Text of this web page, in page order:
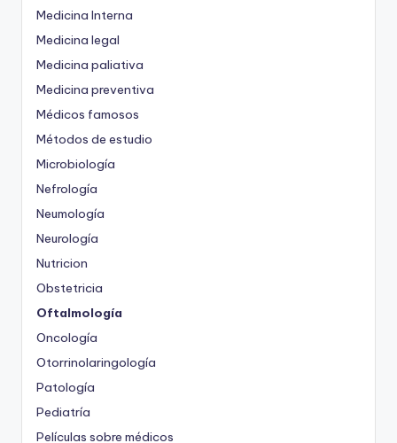
Medicina Interna
Medicina legal
Medicina paliativa
Medicina preventiva
Médicos famosos
Métodos de estudio
Microbiología
Nefrología
Neumología
Neurología
Nutricion
Obstetricia
Oftalmología
Oncología
Otorrinolaringología
Patología
Pediatría
Películas sobre médicos